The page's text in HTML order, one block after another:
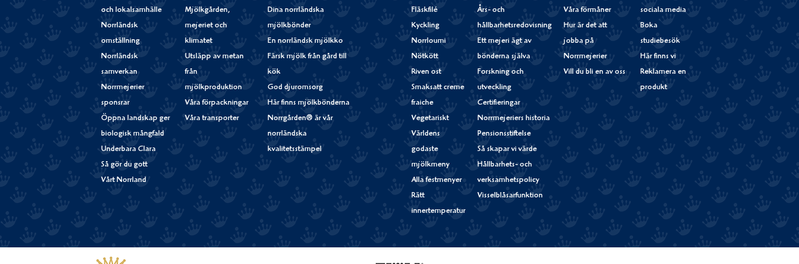
och lokalsamhälle
Norrländsk
omställning
Norrländsk
samverkan
Norrmejerier
sponsrar
Öppna landskap ger
biologisk mångfald
Underbara Clara
Så gör du gott
Vårt Norrland
Mjölkgården,
mejeriet och
klimatet
Utsläpp av metan
från
mjölkproduktion
Våra förpackningar
Våra transporter
Dina norrländska
mjölkbönder
En norrländsk mjölkko
Färsk mjölk från gård till
kök
God djuromsorg
Här finns mjölkbönderna
Norrgården® är vår
norrländska
kvalitetsstämpel
Fläskfilé
Kyckling
Norrloumi
Nötkött
Riven ost
Smaksatt creme
fraiche
Vegetariskt
Världens
godaste
mjölkmeny
Alla festmenyer
Rätt
innertemperatur
Års- och
hållbarhetsredovisning
Ett mejeri ägt av
bönderna själva
Forskning och
utveckling
Certifieringar
Norrmejeriers historia
Pensionsstiftelse
Så skapar vi värde
Hållbarhets- och
verksamhetspolicy
Visselblåsarfunktion
Våra förmåner
Hur är det att
jobba på
Norrmejerier
Vill du bli en av oss
sociala media
Boka
studiebesök
Här finns vi
Reklamera en
produkt
Fjällfil